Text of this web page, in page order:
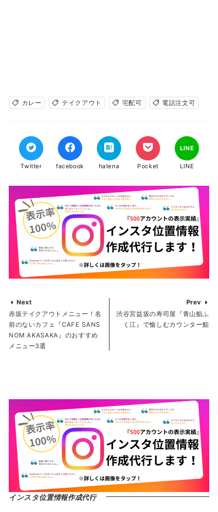
カレー テイクアウト 宅配可 電話注文可
Twitter facebook hatena Pocket
LINE
LINE
Next
赤坂テイクアウトメニュー！名
前のないカフェ『CAFE SANS
NOM AKASAKA』のおすすめ
メニュー3選
Prev
渋谷宮益坂の寿司屋『青山鮨ふ
く江』で愉しむカウンター鮨
インスタ位置情報作成代行